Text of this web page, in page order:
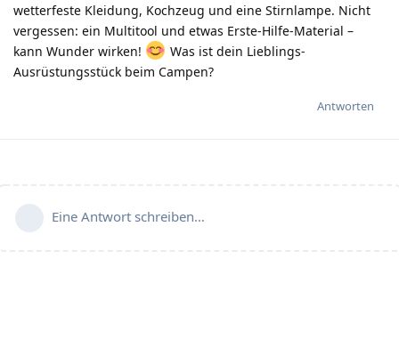
wetterfeste Kleidung, Kochzeug und eine Stirnlampe. Nicht
vergessen: ein Multitool und etwas Erste-Hilfe-Material –
kann Wunder wirken!
Was ist dein Lieblings-
Ausrüstungsstück beim Campen?
Antworten
Eine Antwort schreiben…